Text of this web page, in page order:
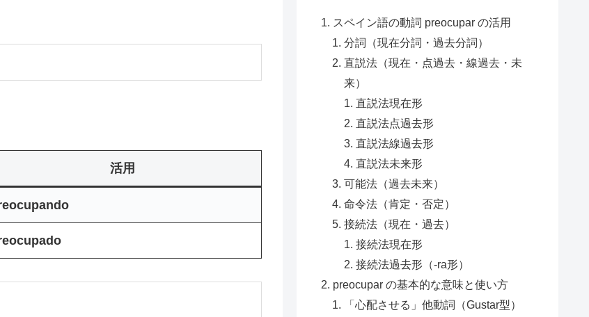
活用
スペイン語の動詞 preocupar の活用
分詞（現在分詞・過去分詞）
直説法（現在・点過去・線過去・未
来）
直説法現在形
直説法点過去形
直説法線過去形
直説法未来形
可能法（過去未来）
命令法（肯定・否定）
接続法（現在・過去）
接続法現在形
接続法過去形（-ra形）
preocupar の基本的な意味と使い方
「心配させる」他動詞（Gustar型）